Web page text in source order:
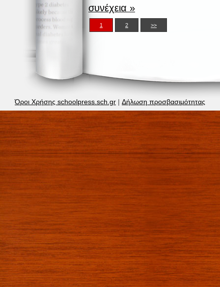
συνέχεια »
1 2 >>
Όροι Χρήσης schoolpress.sch.gr | Δήλωση προσβασιμότητας